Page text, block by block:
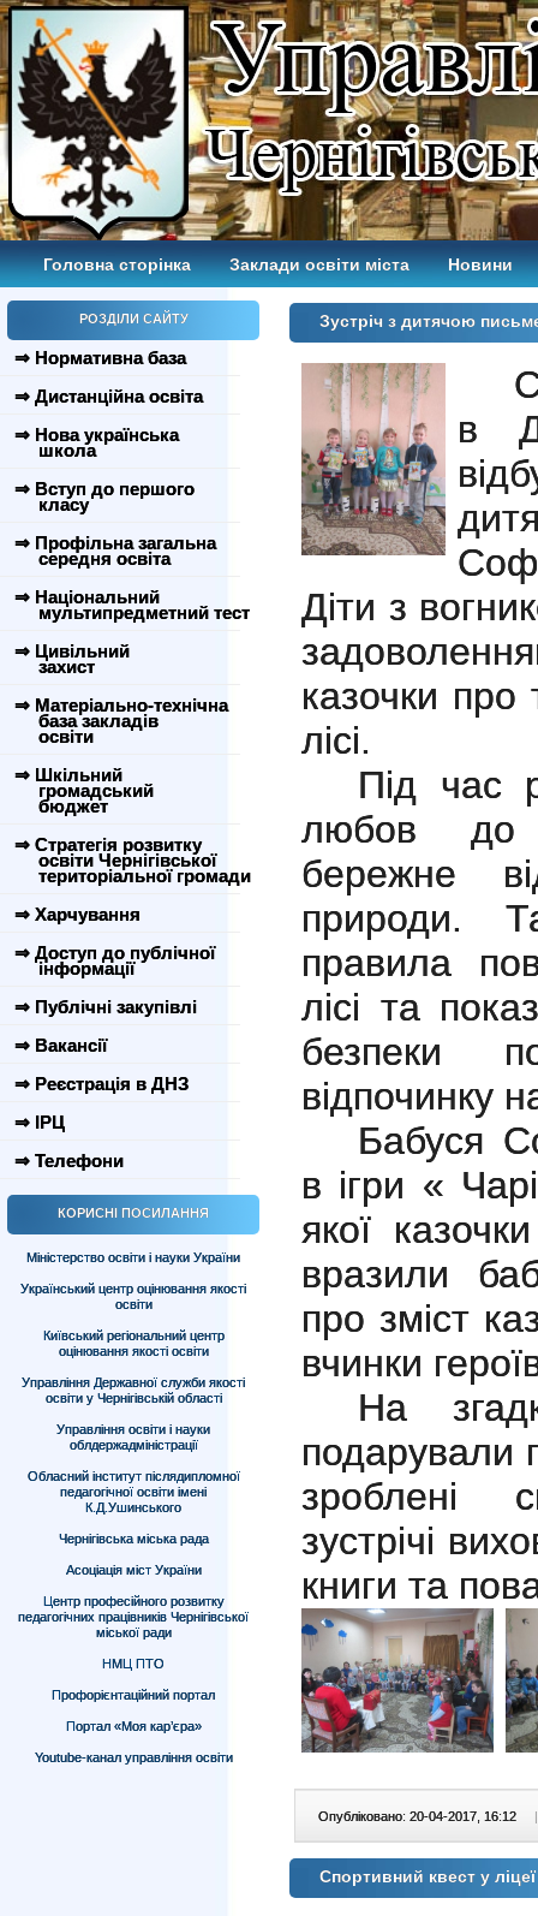
Головна сторінка Заклади освіти міста Новини
РОЗДІЛИ САЙТУ
⇒ Нормативна база
⇒ Дистанційна освіта
⇒ Нова українська
школа
⇒ Вступ до першого
класу
⇒ Профільна загальна
середня освіта
⇒ Національний
мультипредметний тест
⇒ Цивільний
захист
⇒ Матеріально-технічна
база закладів
освіти
⇒ Шкільний
громадський
бюджет
⇒ Стратегія розвитку
освіти Чернігівської
територіальної громади
⇒ Харчування
⇒ Доступ до публічної
інформації
⇒ Публічні закупівлі
⇒ Вакансії
⇒ Реєстрація в ДНЗ
⇒ ІРЦ
⇒ Телефони
КОРИСНІ ПОСИЛАННЯ
Міністерство освіти і науки України
Український центр оцінювання якості
освіти
Київський регіональний центр
оцінювання якості освіти
Управління Державної служби якості
освіти у Чернігівській області
Управління освіти і науки
облдержадміністрації
Обласний інститут післядипломної
педагогічної освіти імені
К.Д.Ушинського
Чернігівська міська рада
Асоціація міст України
Центр професійного розвитку
педагогічних працівників Чернігівської
міської ради
НМЦ ПТО
Профорієнтаційний портал
Портал «Моя кар’єра»
Youtube-канал управління освіти
Зустріч з дитячою
в
Діти з
казочки
лісі.
Під час
любов до
бережне
природи.
правила
лісі та
безпеки
відпочинку
Бабуся
в ігри «
якої
вразили
про зміст
вчинки
На
подарували
зроблені
зустрічі
книги та
Опубліковано: 20-04-2017, 16:12 |
Спортивний квест у